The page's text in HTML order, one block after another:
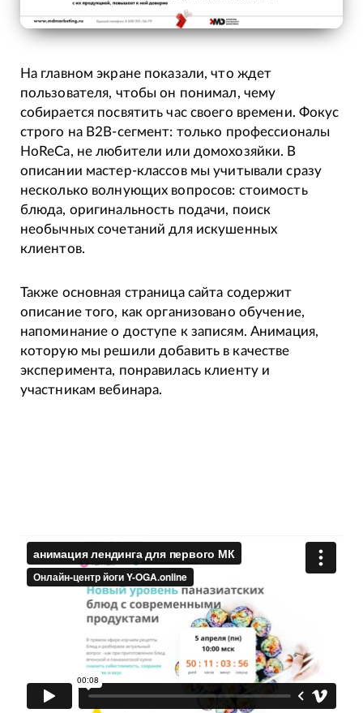
На главном экране показали, что ждет
пользователя, чтобы он понимал, чему
собирается посвятить час своего времени. Фокус
строго на B2B-сегмент: только профессионалы
HoReCa, не любители или домохозяйки. В
описании мастер-классов мы учитывали сразу
несколько волнующих вопросов: стоимость
блюда, оригинальность подачи, поиск
необычных сочетаний для искушенных
клиентов.
Также основная страница сайта содержит
описание того, как организовано обучение,
напоминание о доступе к записям. Анимация,
которую мы решили добавить в качестве
эксперимента, понравилась клиенту и
участникам вебинара.